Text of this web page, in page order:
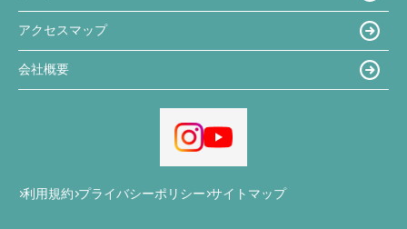
アクセスマップ
会社概要
利用規約 プライバシーポリシー サイトマップ